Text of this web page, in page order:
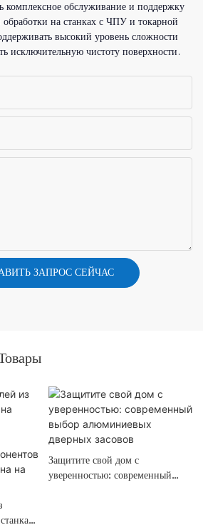
обслуживание и поддержку
на станках с ЧПУ и токарной
высокий уровень сложности
исключительную чистоту поверхности.
ЗАПРОС СЕЙЧАС
Защитите свой дом с
уверенностью: современный